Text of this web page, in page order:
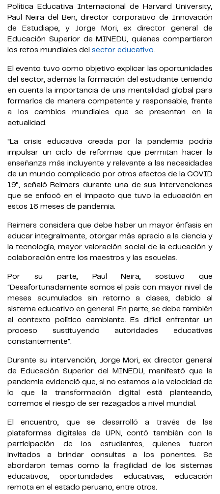
Política Educativa Internacional de Harvard University,
Paul Neira del Ben, director corporativo de Innovación
de Estudiape, y Jorge Mori, ex director general de
Educación Superior de MINEDU, quienes compartieron
los retos mundiales del sector educativo.
El evento tuvo como objetivo explicar las oportunidades
del sector, además la formación del estudiante teniendo
en cuenta la importancia de una mentalidad global para
formarlos de manera competente y responsable, frente
a los cambios mundiales que se presentan en la
actualidad.
“La crisis educativa creada por la pandemia podría
impulsar un ciclo de reformas que permitan hacer la
enseñanza más incluyente y relevante a las necesidades
de un mundo complicado por otros efectos de la COVID
19”, señaló Reimers durante una de sus intervenciones
que se enfocó en el impacto que tuvo la educación en
estos 16 meses de pandemia.
Reimers considera que debe haber un mayor énfasis en
educar integralmente, otorgar más aprecio a la ciencia y
la tecnología, mayor valoración social de la educación y
colaboración entre los maestros y las escuelas.
Por su parte, Paul Neira, sostuvo que
“Desafortunadamente somos el país con mayor nivel de
meses acumulados sin retorno a clases, debido al
sistema educativo en general. En parte, se debe también
al contexto político cambiante. Es difícil enfrentar un
proceso sustituyendo autoridades educativas
constantemente”.
Durante su intervención, Jorge Mori, ex director general
de Educación Superior del MINEDU, manifestó que la
pandemia evidenció que, si no estamos a la velocidad de
lo que la transformación digital está planteando,
corremos el riesgo de ser rezagados a nivel mundial.
El encuentro, que se desarrolló a través de las
plataformas digitales de UPN, contó también con la
participación de los estudiantes, quienes fueron
invitados a brindar consultas a los ponentes. Se
abordaron temas como la fragilidad de los sistemas
educativos, oportunidades educativas, educación
remota en el estado peruano, entre otros.